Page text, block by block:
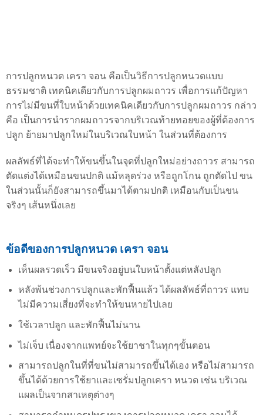
การปลูกหนวด เครา จอน คือเป็นวิธีการปลูกหนวดแบบ
ธรรมชาติ เทคนิคเดียวกับการปลูกผมถาวร เพื่อการแก้ปัญหา
การไม่มีขนที่ใบหน้าด้วยเทคนิคเดียวกับการปลูกผมถาวร กล่าว
คือ เป็นการนำรากผมถาวรจากบริเวณท้ายทอยของผู้ที่ต้องการ
ปลูก ย้ายมาปลูกใหม่ในบริเวณใบหน้า ในส่วนที่ต้องการ
ผลลัพธ์ที่ได้จะทำให้ขนขึ้นในจุดที่ปลูกใหม่อย่างถาวร สามารถ
ตัดแต่งได้เหมือนขนปกติ แม้หลุดร่วง หรือถูกโกน ถูกตัดไป ขน
ในส่วนนั้นก็ยังสามารถขึ้นมาได้ตามปกติ เหมือนกับเป็นขน
จริงๆ เส้นหนึ่งเลย
ข้อดีของการปลูกหนวด เครา จอน
เห็นผลรวดเร็ว มีขนจริงอยู่บนใบหน้าตั้งแต่หลังปลูก
หลังพ้นช่วงการปลูกและพักฟื้นแล้ว ได้ผลลัพธ์ที่ถาวร แทบ
ไม่มีความเสี่ยงที่จะทำให้ขนหายไปเลย
ใช้เวลาปลูก และพักฟื้นไม่นาน
ไม่เจ็บ เนื่องจากแพทย์จะใช้ยาชาในทุกๆขั้นตอน
สามารถปลูกในที่ที่ขนไม่สามารถขึ้นได้เอง หรือไม่สามารถ
ขึ้นได้ด้วยการใช้ยาและเซรั่มปลูกเครา หนวด เช่น บริเวณ
แผลเป็นจากสาเหตุต่างๆ